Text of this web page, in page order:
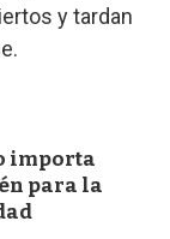
y tardan
importa
para la